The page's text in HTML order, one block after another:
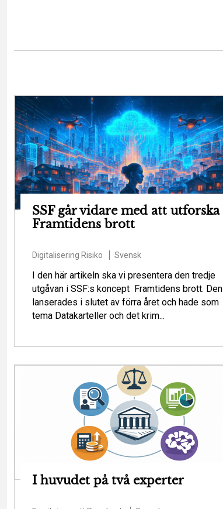
SSF går vidare med att utforska
Framtidens brott
Digitalisering Risiko Svensk
I den här artikeln ska vi presentera den tredje
utgåvan i SSF:s koncept Framtidens brott. Den
lanserades i slutet av förra året och hade som
tema Datakarteller och det krim...
I huvudet på två experter